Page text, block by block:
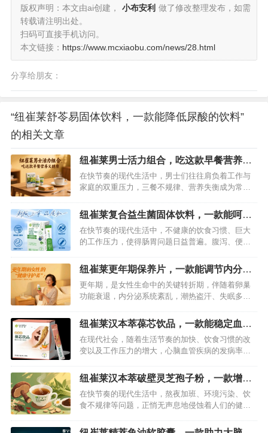
版权声明：本文由ai创建，
小布安利 做了修改整理发布，如需
转载请注明出处。
扫码可直接手机访问。
本文链接： https://www.mcxiaobu.com/news/28.html
分享给朋友：
“纽崔莱舒苓易固体饮料，一款能降低尿酸的饮料”
的相关文章
纽崔莱男士活力组合，吃这款早餐营养又
健康
在快节奏的现代生活中，男士们往往肩负着工作与
家庭的双重压力，三餐不规律、营养失衡成为常
常被忽视。想要吃得营养又健康？纽崔莱男士活力
组合，为男士量身定制的营养早餐方案，用科学配
方与便捷体验，助力每一位奋斗者拥有强健体魄。
…
纽崔莱复合益生菌固体饮料，一款能呵护
肠胃健康的保健品
在快节奏的现代生活中，不健康的饮食习惯、巨大
的工作压力，使得肠胃问题日益普遍。腹泻、便
量。而纽崔莱复合益生菌固体饮料，正是一款专为
呵护肠胃健康而生的优质保健品，以科学配方和卓
越功效，为肠胃健康筑起坚固防线。…
纽崔莱更年期保养片，一款能调节内分泌
和改善睡眠的产品
更年期，是女性生命中的关键转折期，伴随着卵巢
功能衰退，内分泌系统紊乱，潮热盗汗、失眠多
量。纽崔莱更年期保养片凭借科学配方与卓越功
效，精准直击更年期女性的健康痛点，成为调节内
分泌、改善睡眠的优质选择，助力女性从容度过这
一特殊阶段。…
纽崔莱汉本萃葆芯饮品，一款能稳定血压
溶解血栓的产品
在现代社会，随着生活节奏的加快、饮食习惯的改
变以及工作压力的增大，心脑血管疾病的发病率逐
时炸弹”，严重威胁着人们的健康。而纽崔莱汉本萃
葆芯饮品，以其独特的配方和显著的功效，成为众
多关注心脑血管健康人群的优选，为稳定血压、溶
解血栓提供了天然的解决方案。…
纽崔莱汉本萃破壁灵芝孢子粉，一款增强
免疫力守护肝脏健康的产品
在快节奏的现代生活中，熬夜加班、环境污染、饮
食不规律等问题，正悄无声息地侵蚀着人们的健康
繁复杂的生活中为身体筑牢健康根基？纽崔莱汉本